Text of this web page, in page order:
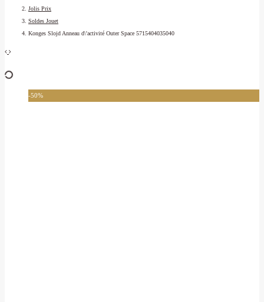
Jolis Prix
Soldes Jouet
Konges Slojd Anneau d\'activité Outer Space 5715404035040
-50%